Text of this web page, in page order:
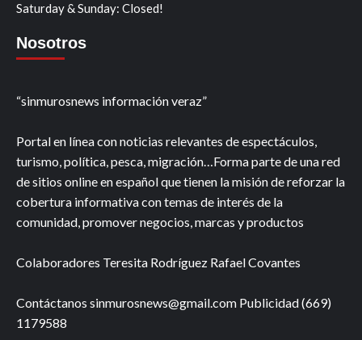
Saturday & Sunday: Closed!
Nosotros
“sinmurosnews información veraz”
Portal en línea con noticias relevantes de espectáculos,
turismo, política, pesca, migración…Forma parte de una red
de sitios online en español que tienen la misión de reforzar la
cobertura informativa con temas de interés de la
comunidad, promover negocios, marcas y productos
Colaboradores Teresita Rodríguez Rafael Covantes
Contáctanos sinmurosnews@gmail.com Publicidad (669)
1179588